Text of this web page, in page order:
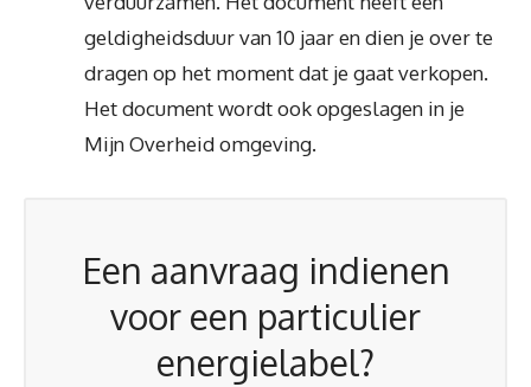
geldigheidsduur van 10 jaar en dien je over te
dragen op het moment dat je gaat verkopen.
Het document wordt ook opgeslagen in je
Mijn Overheid omgeving.
Een aanvraag indienen
voor een particulier
energielabel?